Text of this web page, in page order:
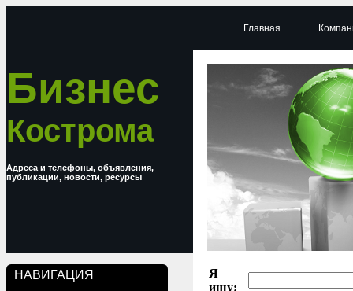
Бизнес
Кострома
Адреса и телефоны, объявления,
публикации, новости, ресурсы
НАВИГАЦИЯ
Главная
Я
ищу: